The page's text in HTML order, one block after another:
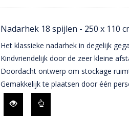
Nadarhek 18 spijlen - 250 x 110
Het klassieke nadarhek in degelijk
Kindvriendelijk door de zeer kleine
Doordacht ontwerp om stockage
Gemakkelijk te plaatsen door één